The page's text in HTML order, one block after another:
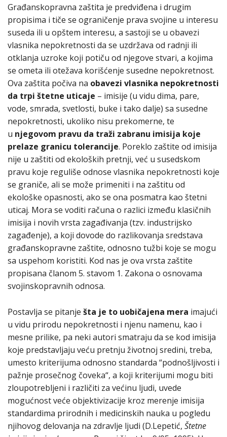
Građanskopravna zaštita je predviđena i drugim
propisima i tiče se ograničenje prava svojine u interesu
suseda ili u opštem interesu, a sastoji se u obavezi
vlasnika nepokretnosti da se uzdržava od radnji ili
otklanja uzroke koji potiču od njegove stvari, a kojima
se ometa ili otežava korišćenje susedne nepokretnost.
Ova zaštita počiva na obavezi vlasnika nepokretnosti
da trpi štetne uticaje – imisije (u vidu dima, pare,
vode, smrada, svetlosti, buke i tako dalje) sa susedne
nepokretnosti, ukoliko nisu prekomerne, te
u njegovom pravu da traži zabranu imisija koje
prelaze granicu tolerancije. Poreklo zaštite od imisija
nije u zaštiti od ekoloških pretnji, već u susedskom
pravu koje reguliše odnose vlasnika nepokretnosti koje
se graniče, ali se može primeniti i na zaštitu od
ekološke opasnosti, ako se ona posmatra kao štetni
uticaj. Mora se voditi računa o razlici između klasičnih
imisija i novih vrsta zagađivanja (tzv. industrijsko
zagađenje), a koji dovode do razlikovanja sredstava
građanskopravne zaštite, odnosno tužbi koje se mogu
sa uspehom koristiti. Kod nas je ova vrsta zaštite
propisana članom 5. stavom 1. Zakona o osnovama
svojinskopravnih odnosa.
Postavlja se pitanje šta je to uobičajena mera imajući
u vidu prirodu nepokretnosti i njenu namenu, kao i
mesne prilike, pa neki autori smatraju da se kod imisija
koje predstavljaju veću pretnju životnoj sredini, treba,
umesto kriterijuma odnosno standarda “podnošljivosti i
pažnje prosečnog čoveka“, a koji kriterijumi mogu biti
zloupotrebljeni i različiti za većinu ljudi, uvede
mogućnost veće objektivizacije kroz merenje imisija
standardima prirodnih i medicinskih nauka u pogledu
njihovog delovanja na zdravlje ljudi (D.Lepetić, Štetne